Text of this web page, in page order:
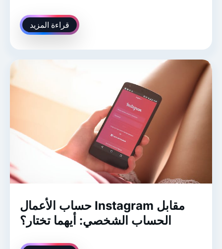
قراءة المزيد
حساب الأعمال Instagram مقابل
الحساب الشخصي: أيهما تختار؟